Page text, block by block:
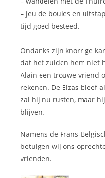
– jeu de boules en
tijd goed besteed.
Ondanks zijn knorrige
dat het zuiden hem niet
Alain een trouwe vriend
rekenen. De Elzas bleef
zal hij nu rusten, maar
blijven.
Namens de Frans-
betuigen wij ons
vrienden.